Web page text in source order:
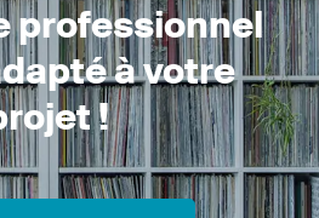
professionnel
à votre
!